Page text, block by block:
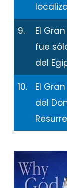
9.
El
fue
del
10.
El
del